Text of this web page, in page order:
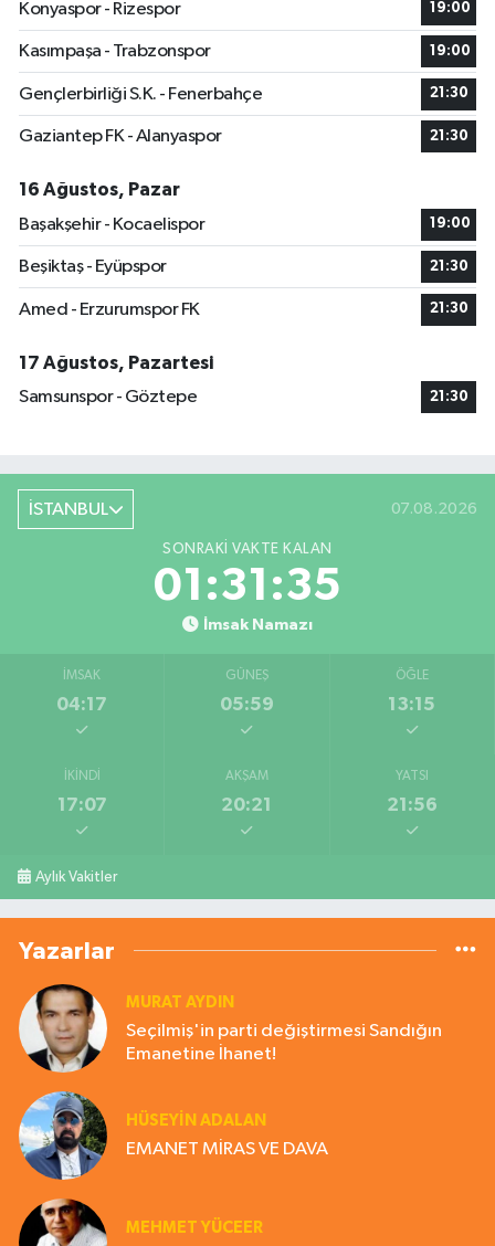
Konyaspor - Rizespor 19:00
Kasımpaşa - Trabzonspor 19:00
Gençlerbirliği S.K. - Fenerbahçe 21:30
Gaziantep FK - Alanyaspor 21:30
16 Ağustos, Pazar
Başakşehir - Kocaelispor
19:00
Beşiktaş - Eyüpspor 21:30
Amed - Erzurumspor FK 21:30
17 Ağustos, Pazartesi
Samsunspor - Göztepe
21:30
İSTANBUL 07.08.2026
SONRAKI VAKTE KALAN
01:31:35
İmsak Namazı
İMSAK
04:17
GÜNEŞ
05:59
ÖĞLE
13:15
İKINDI
17:07
AKŞAM
20:21
YATSI
21:56
Aylık Vakitler
Yazarlar
MURAT AYDIN
Seçilmiş'in parti değiştirmesi Sandığın
Emanetine İhanet!
HÜSEYIN ADALAN
EMANET MİRAS VE DAVA
MEHMET YÜCEER